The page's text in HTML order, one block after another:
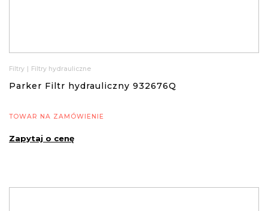
Filtry | Filtry hydrauliczne
Parker Filtr hydrauliczny 932676Q
TOWAR NA ZAMÓWIENIE
Zapytaj o cenę